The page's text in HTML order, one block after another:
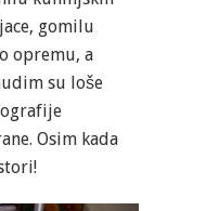
gomilu
opremu, a
su loše
Osim kada